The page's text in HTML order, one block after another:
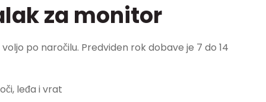
za monitor
po naročilu. Predviden rok dobave je 7 do 14
leđa i vrat